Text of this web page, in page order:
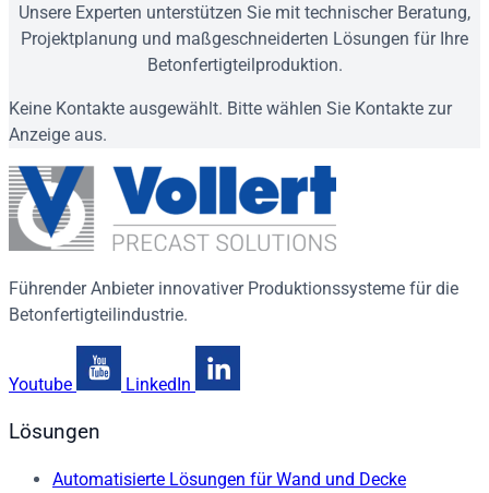
Unsere Experten unterstützen Sie mit technischer Beratung,
Projektplanung und maßgeschneiderten Lösungen für Ihre
Betonfertigteilproduktion.
Keine Kontakte ausgewählt. Bitte wählen Sie Kontakte zur
Anzeige aus.
Führender Anbieter innovativer Produktionssysteme für die
Betonfertigteilindustrie.
Youtube LinkedIn
Lösungen
Automatisierte Lösungen für Wand und Decke